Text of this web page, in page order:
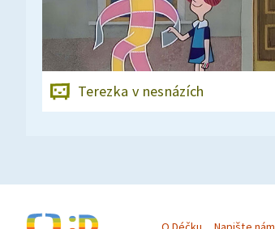
Terezka v nesnázích